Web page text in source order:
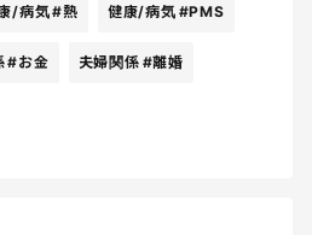
になると夫婦仲に緊張感が
いってのが本音。
夫婦仲も心配。
/病気#熱 健康/病気 #PMS
#お金 夫婦関係 #離婚